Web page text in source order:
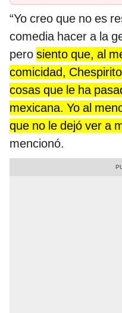
“Yo creo que no es
comedia hacer a la
pero siento que, al
comicidad,
cosas que le ha
mexicana. Yo al
que no le dejó ver a
mencionó.